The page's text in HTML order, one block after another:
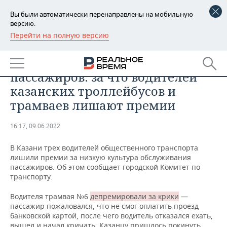
Вы были автоматически перенаправлены на мобильную
версию.
Перейти на полную версию
РЕГИОНЫ
БАШКОРТОСТАН
ТАТАРСТАН
УДМУРТИЯ
НОВОСТИ
АНАЛИТИКА
НОВОСТИ АНАЛИТИКИ
ДЕКЛАРАЦИИ О ДОХОДАХ
КОРОЛИ ГОСЗАКАЗА ПФО
ВУЗЫ ТАТАРСТАНА
КОМУ ПРИНАДЛЕЖАТ
ТОРГОВЫЕ ЦЕНТРЫ
ТАТАРСТАНА
ЭКОНОМИКА
НОВОСТИ ЭКОНОМИКИ
ФИНАНСЫ
БАНКИ
БЮДЖЕТ
ИНВЕСТИЦИИ
ПРОМЫШЛЕННОСТЬ
НОВОСТИ
ПРОМЫШЛЕННОСТИ
АГРОПРОМ
МАШИНОСТРОЕНИЕ
НЕДВИЖИМОСТЬ
НОВОСТИ НЕДВИЖИМОСТИ
АВТО
НОВОСТИ АВТО
БИЗНЕС
НОВОСТИ БИЗНЕСА
ТЕХНОЛОГИИ
Низкая культура обслуживания
пассажиров: за что водителей
казанских троллейбусов и
трамваев лишают премии
16:17, 09.06.2022
В Казани трех водителей общественного транспорта
лишили премии за низкую культура обслуживания
пассажиров. Об этом сообщает городской Комитет по
транспорту.
Водителя трамвая №6 депремировали за крики —
пассажир пожаловался, что не смог оплатить проезд
банковской картой, после чего водитель отказался ехать,